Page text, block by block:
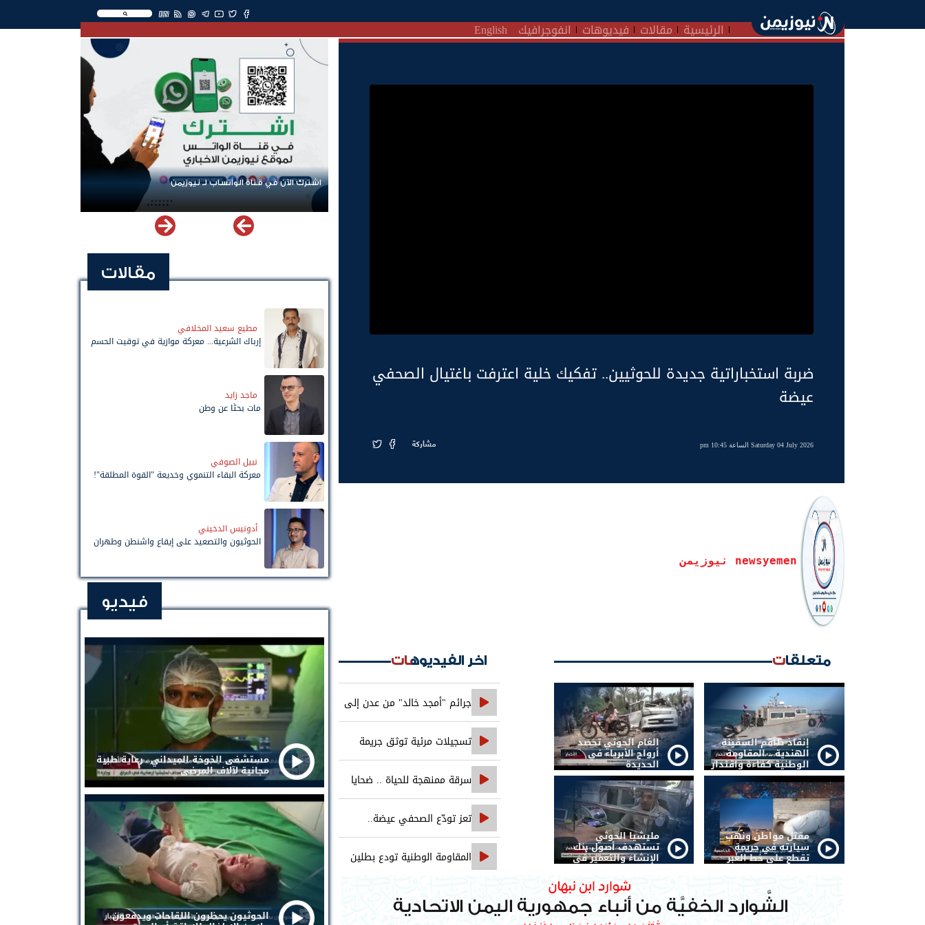
EN
الرئيسية مقالات فيديوهات انفوجرافيك English
ضربة استخباراتية جديدة للحوثيين.. تفكيك خلية اعترفت باغتيال الصحفي
عيضة
Saturday 04 July 2026 الساعة 10:45 pm مشاركة
newsyemen نيوزيمن
متعلقات
إنقاذ طاقم السفينة
الهندية .. المقاومة
الوطنية كفاءة واقتدار
الغام الحوثي تحصد
أرواح الأبرياء في
الحديدة
مقتل مواطن ونهب
سيارته في جريمة
تقطع على خط العبر
مليشيا الحوثي
تستهدف أصول بنك
الإنشاء والتعمير في
صنعاء
اخر الفيديوهات
جرائم "أمجد خالد" من عدن إلى
حضرموت..
تسجيلات مرئية توثق جريمة
اغتيال الصحفي محمد عيضه
سرقة ممنهجة للحياة .. ضحايا
التجويع التجويع يهزمون الخوثي
تعز تودّع الصحفي عيضة..
والعدالة تنتظر ملاحقة جميع المتورطين
المقاومة الوطنية تودع بطلين
المخا
اشترك الآن في قناة الواتساب لـ نيوزيمن
مقالات
مطيع سعيد المخلافي
إرباك الشرعية... معركة موازية في توقيت الحسم
ماجد زايد
مات بحثًا عن وطن
نبيل الصوفي
معركة البقاء التنموي وخديعة "القوة المطلقة"!
أدونيس الدخيني
الحوثيون والتصعيد على إيقاع واشنطن وطهران
فيديو
مستشفى الخوخة الميداني . رعاية طبية
مجانية لآلاف المرضى
الحوثيون يحظرون اللقاحات ويدفعون